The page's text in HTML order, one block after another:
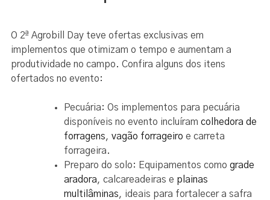
O 2ª Agrobill Day teve ofertas exclusivas em
implementos que otimizam o tempo e aumentam a
produtividade no campo. Confira alguns dos itens
ofertados no evento:
Pecuária: Os implementos para pecuária
disponíveis no evento incluíram colhedora de
forragens, vagão forrageiro e carreta
forrageira.
Preparo do solo: Equipamentos como grade
aradora, calcareadeiras e plainas
multilâminas, ideais para fortalecer a safra